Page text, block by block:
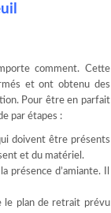
comment. Cette
et ont obtenu des
Pour être en parfait
par étapes :
doivent être présents
et du matériel.
présence d’amiante. Il
le plan de retrait prévu